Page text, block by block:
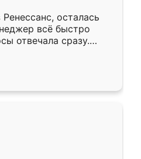
осталась
всё быстро
отвечала сразу.
подошёл к
Собрали
аккуратно, даже